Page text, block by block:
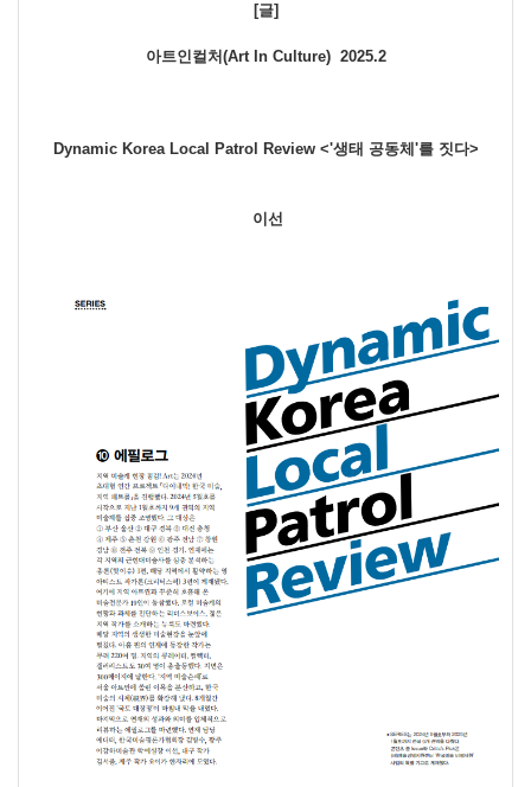
[글]
아트인컬처(Art In Culture) 2025.2
Dynamic Korea Local Patrol Review <'생태 공동체'를 짓다>
이선